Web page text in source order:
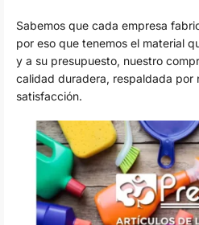
Sabemos que cada empresa
por eso que tenemos el material
y a su presupuesto, nuestro
calidad duradera, respaldada por
satisfacción.